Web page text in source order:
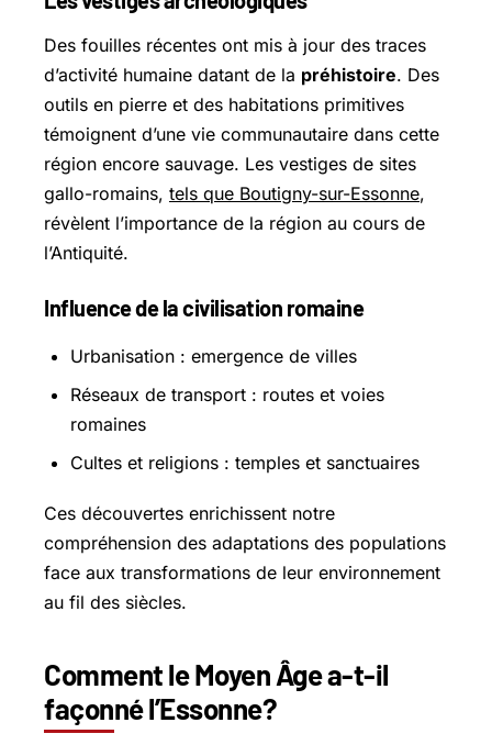
Des fouilles récentes ont mis à jour des traces
d’activité humaine datant de la préhistoire. Des
outils en pierre et des habitations primitives
témoignent d’une vie communautaire dans cette
région encore sauvage. Les vestiges de sites
gallo-romains, tels que Boutigny-sur-Essonne,
révèlent l’importance de la région au cours de
l’Antiquité.
Influence de la civilisation romaine
Urbanisation : emergence de villes
Réseaux de transport : routes et voies
romaines
Cultes et religions : temples et sanctuaires
Ces découvertes enrichissent notre
compréhension des adaptations des populations
face aux transformations de leur environnement
au fil des siècles.
Comment le Moyen Âge a-t-il
façonné l’Essonne?